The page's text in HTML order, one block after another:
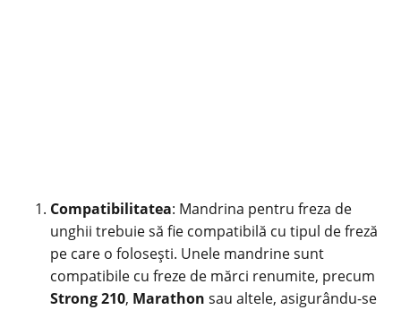
Compatibilitatea: Mandrina pentru freza de
unghii trebuie să fie compatibilă cu tipul de freză
pe care o folosești. Unele mandrine sunt
compatibile cu freze de mărci renumite, precum
Strong 210, Marathon sau altele, asigurându-se